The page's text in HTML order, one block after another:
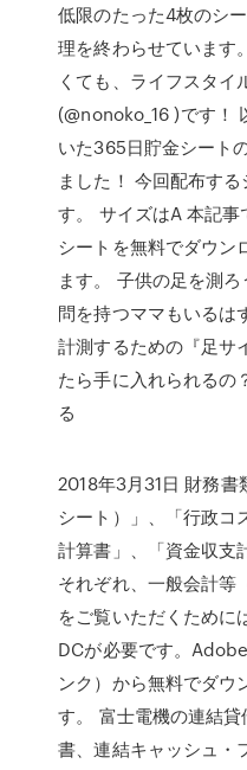
低限のたった4枚のシ
理を終わらせています
くても、ライフスタイ
(@nonoko_16 )です！
いた365日貯金シート
ました！ 今回配布す
す。 サイズはA 本記
シートを無料でダウン
ます。 子供の足を測
問を持つママもいるは
計測するための『足サ
たら手に入れられるの
る
2018年3月31日 財務書
シート）」、「行政コ
計算書」、「資金収支
それぞれ、一般会計等
をご覧いただくため
DCが必要です。
ンク）から無料でダウ
す。 富士電機の連結
書、連結キャッシュ・